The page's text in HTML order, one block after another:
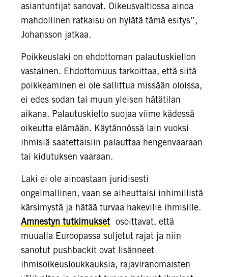
asiantuntijat sanovat. Oikeusvaltiossa ainoa
mahdollinen ratkaisu on hylätä tämä esitys”,
Johansson jatkaa.
Poikkeuslaki on ehdottoman palautuskiellon
vastainen. Ehdottomuus tarkoittaa, että siitä
poikkeaminen ei ole sallittua missään oloissa,
ei edes sodan tai muun yleisen hätätilan
aikana. Palautuskielto suojaa viime kädessä
oikeutta elämään. Käytännössä lain vuoksi
ihmisiä saatettaisiin palauttaa hengenvaaraan
tai kidutuksen vaaraan.
Laki ei ole ainoastaan juridisesti
ongelmallinen, vaan se aiheuttaisi inhimillistä
kärsimystä ja hätää turvaa hakeville ihmisille.
Amnestyn tutkimukset osoittavat, että
muualla Euroopassa suljetut rajat ja niin
sanotut pushbackit ovat lisänneet
ihmisoikeusloukkauksia, rajaviranomaisten